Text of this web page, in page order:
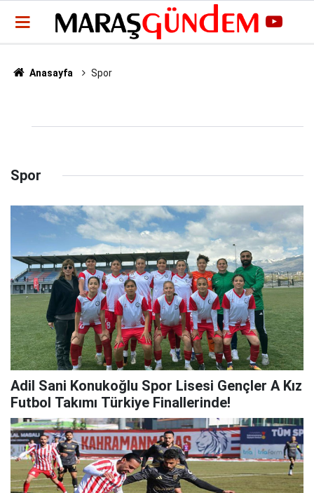
Anasayfa Spor
Spor
Adil Sani Konukoğlu Spor Lisesi Gençler A Kız
Futbol Takımı Türkiye Finallerinde!